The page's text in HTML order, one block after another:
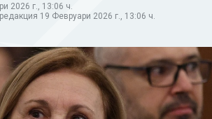
2026 г., 13:06 ч.
19 Февруари 2026 г., 13:06 ч.